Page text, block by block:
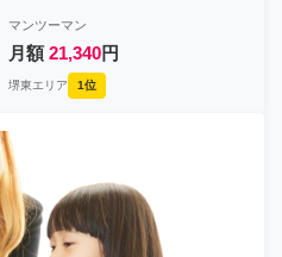
マンツーマン
月額21,340円
堺東エリア 1位